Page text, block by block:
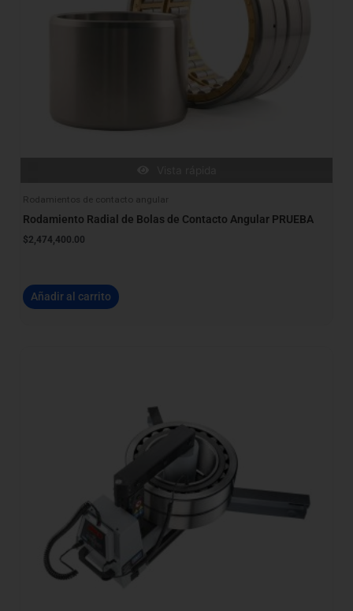
Rodamientos de contacto angular
Rodamiento Radial de Bolas de Contacto Angular PRUEBA
$2,474,400.00
Añadir al carrito